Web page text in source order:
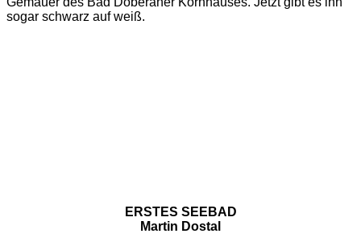
sogar schwarz auf weiß.
ERSTES SEEBAD
Martin Dostal